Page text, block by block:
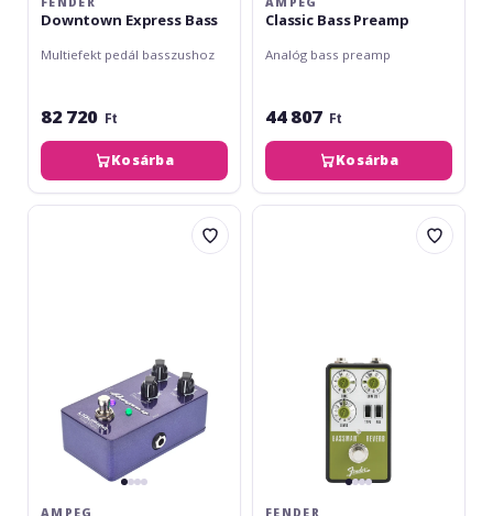
Downtown Express Bass
Multiefekt pedál basszushoz
82 720 Ft
Kosárba
Classic Bass Preamp
Analóg bass preamp
44 807 Ft
Kosárba
Ampeg
Fender